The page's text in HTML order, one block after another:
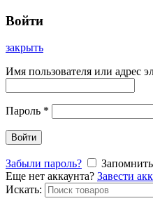
Войти
закрыть
Имя пользователя или адрес
Пароль *
Войти
Забыли пароль?
Еще нет аккаунта? Завести
Искать: